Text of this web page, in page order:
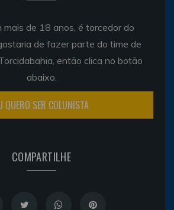
mais de 18 anos, é torcedor do
de fazer parte do time de
então clica no botão
abaixo.
QUERO SER COLUNISTA
COMPARTILHE